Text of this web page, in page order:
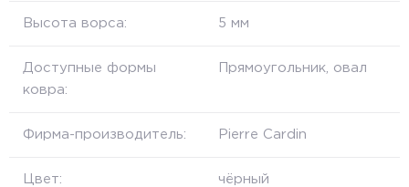
Высота ворса: 5 мм
Доступные формы
ковра:
Прямоугольник, овал
Фирма-производитель: Pierre Cardin
Цвет: чёрный